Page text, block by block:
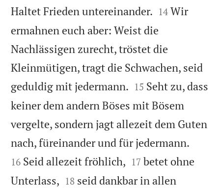
Haltet Frieden untereinander. 

14 Wir
ermahnen euch aber: Weist die
Nachlässigen zurecht, tröstet die
Kleinmütigen, tragt die Schwachen, seid
geduldig mit jedermann. 

15 Seht zu, dass
keiner dem andern Böses mit Bösem
vergelte, sondern jagt allezeit dem Guten
nach, füreinander und für jedermann.
16 Seid allezeit fröhlich, 

17 betet ohne
Unterlass, 

18 seid dankbar in allen